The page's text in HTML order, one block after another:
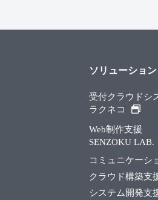
ソリューション
受付クラウドシ
ラクネコ
Web制作支援
SENZOKU LAB.
コミュニケーシ
クラウド構築支
システム開発支